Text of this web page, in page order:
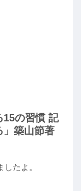
15の習慣 記
」築山節著
たよ。